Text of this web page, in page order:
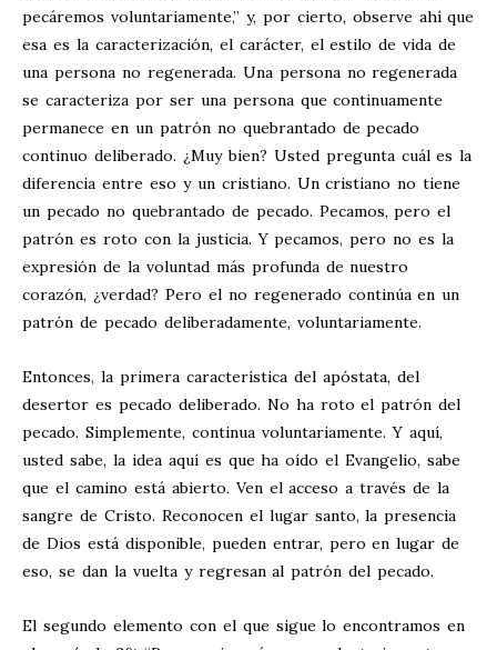
pecáremos voluntariamente,” y, por cierto, observe ahí que
esa es la caracterización, el carácter, el estilo de vida de
una persona no regenerada. Una persona no regenerada
se caracteriza por ser una persona que continuamente
permanece en un patrón no quebrantado de pecado
continuo deliberado. ¿Muy bien? Usted pregunta cuál es la
diferencia entre eso y un cristiano. Un cristiano no tiene
un pecado no quebrantado de pecado. Pecamos, pero el
patrón es roto con la justicia. Y pecamos, pero no es la
expresión de la voluntad más profunda de nuestro
corazón, ¿verdad? Pero el no regenerado continúa en un
patrón de pecado deliberadamente, voluntariamente.
Entonces, la primera característica del apóstata, del
desertor es pecado deliberado. No ha roto el patrón del
pecado. Simplemente, continua voluntariamente. Y aquí,
usted sabe, la idea aquí es que ha oído el Evangelio, sabe
que el camino está abierto. Ven el acceso a través de la
sangre de Cristo. Reconocen el lugar santo, la presencia
de Dios está disponible, pueden entrar, pero en lugar de
eso, se dan la vuelta y regresan al patrón del pecado.
El segundo elemento con el que sigue lo encontramos en